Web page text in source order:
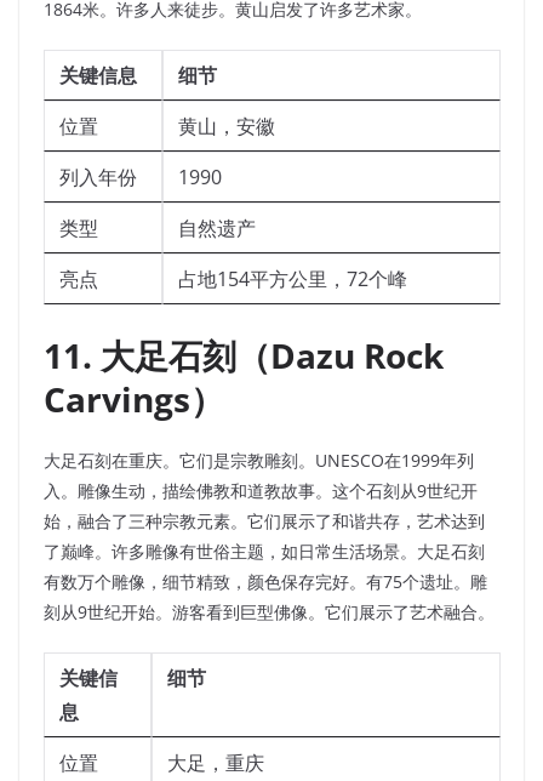
1864米。许多人来徒步。黄山启发了许多艺术家。
关键信息
细节
位置
黄山，安徽
列入年份
1990
类型
自然遗产
亮点
占地154平方公里，72个峰
11. 大足石刻（Dazu Rock
Carvings）
大足石刻在重庆。它们是宗教雕刻。UNESCO在1999年列
入。雕像生动，描绘佛教和道教故事。这个石刻从9世纪开
始，融合了三种宗教元素。它们展示了和谐共存，艺术达到
了巅峰。许多雕像有世俗主题，如日常生活场景。大足石刻
有数万个雕像，细节精致，颜色保存完好。有75个遗址。雕
刻从9世纪开始。游客看到巨型佛像。它们展示了艺术融合。
关键信
息
细节
位置
大足，重庆